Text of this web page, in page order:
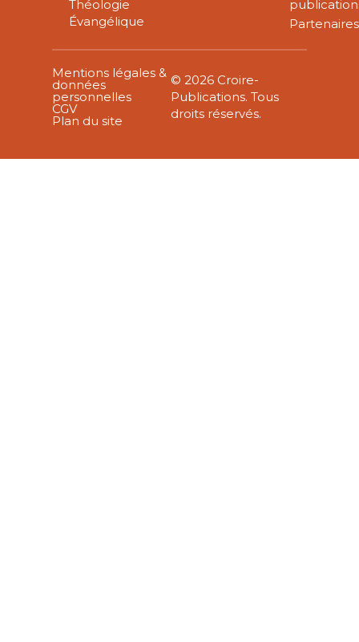
Théologie
Évangélique
Partenaires
Mentions légales &
données
personnelles
CGV
Plan du site
© 2026 Croire-
Publications. Tous
droits réservés.